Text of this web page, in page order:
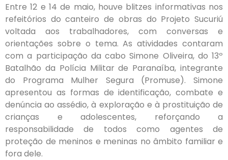
Entre 12 e 14 de maio, houve blitzes informativas nos
refeitórios do canteiro de obras do Projeto Sucuriú
voltada aos trabalhadores, com conversas e
orientações sobre o tema. As atividades contaram
com a participação da cabo Simone Oliveira, do 13º
Batalhão da Polícia Militar de Paranaíba, integrante
do Programa Mulher Segura (Promuse). Simone
apresentou as formas de identificação, combate e
denúncia ao assédio, à exploração e à prostituição de
crianças e adolescentes, reforçando a
responsabilidade de todos como agentes de
proteção de meninos e meninas no âmbito familiar e
fora dele.